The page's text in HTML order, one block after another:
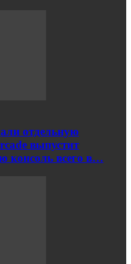
отдельную
выпустит
консоль всего в…